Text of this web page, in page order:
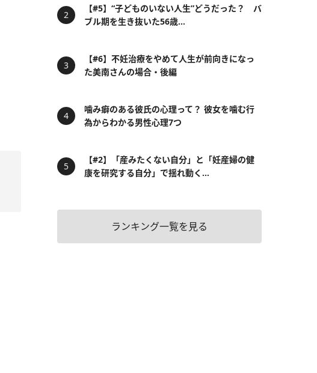
【#5】“子どものいない人生”どうだった？ バ
ブル期を生き抜いた56歳...
【#6】不妊治療をやめて人生が前向きになっ
た美南さんの場合・後編
噛み癖のある彼氏の心理って？ 彼女を噛む行
為からわかる男性心理7つ
【#2】「産みたくない自分」と「妊産婦の健
康を研究する自分」で揺れ動く...
ランキング一覧を見る